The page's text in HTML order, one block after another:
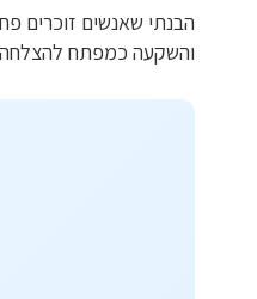
הבנתי שאנשים זוכרים
והשקעה כמפתח להצלחה